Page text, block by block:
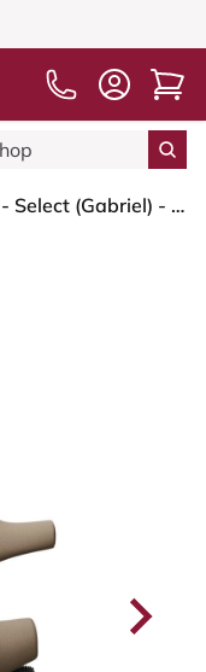
HÅG Capisco 8106 - Select (Gabriel) - Wolle / Polyamid - SC61184 - Light brown - Silber - 265 mm (Sitzhöhe 53-79cm) - Bodengleiter